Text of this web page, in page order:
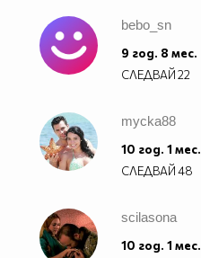
bebo_sn
9 год. 8 мес.
СЛЕДВАЙ22
mycka88
10 год. 1 мес.
СЛЕДВАЙ48
scilasona
10 год. 1 мес.